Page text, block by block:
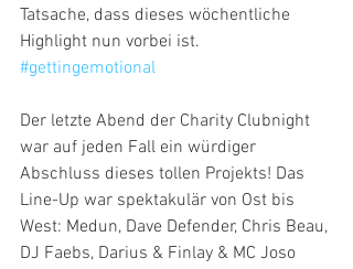
Tatsache, dass dieses wöchentliche
Highlight nun vorbei ist.
#gettingemotional
Der letzte Abend der Charity Clubnight
war auf jeden Fall ein würdiger
Abschluss dieses tollen Projekts! Das
Line-Up war spektakulär von Ost bis
West: Medun, Dave Defender, Chris Beau,
DJ Faebs, Darius & Finlay & MC Joso